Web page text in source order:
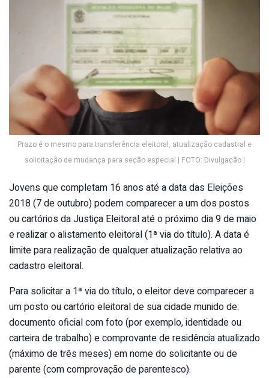
Prazo é o mesmo para transferência eleitoral, atualização cadastral e
solicitação de mudança para seção especial | FOTO: Divulgação |
Jovens que completam 16 anos até a data das Eleições
2018 (7 de outubro) podem comparecer a um dos postos
ou cartórios da Justiça Eleitoral até o próximo dia 9 de maio
e realizar o alistamento eleitoral (1ª via do título). A data é
limite para realização de qualquer atualização relativa ao
cadastro eleitoral.
Para solicitar a 1ª via do título, o eleitor deve comparecer a
um posto ou cartório eleitoral de sua cidade munido de:
documento oficial com foto (por exemplo, identidade ou
carteira de trabalho) e comprovante de residência atualizado
(máximo de três meses) em nome do solicitante ou de
parente (com comprovação de parentesco).